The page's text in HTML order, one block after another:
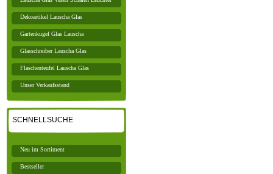
Dekoartikel Lauscha Glas
Gartenkugel Glas Lauscha
Glasschreiber Lauscha Glas
Flaschenteufel Lauscha Glas
Unser Verkaufsstand
SCHNELLSUCHE
Neu im Sortiment
Bestseller